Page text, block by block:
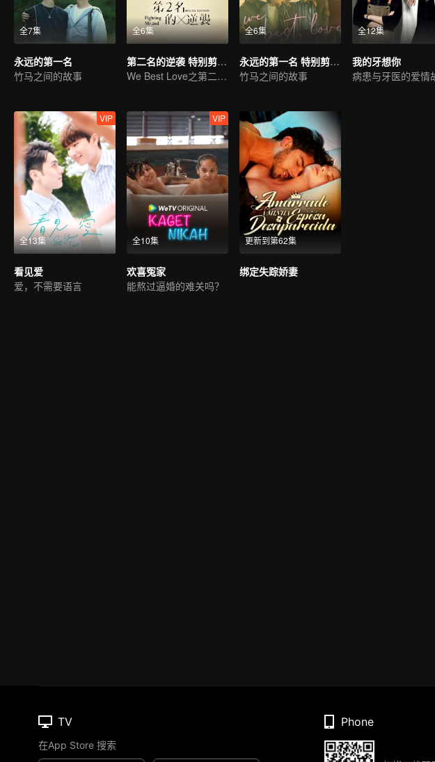
全7集
永远的第一名
竹马之间的故事
全6集
第二名的逆袭 特别剪辑版
We Best Love之第二名的逆袭
全6集
永远的第一名 特别剪辑版
竹马之间的故事
全12集
我的牙想你
病患与牙医的爱情
全13集
VIP
看见爱
爱，不需要语言
全10集
VIP
欢喜冤家
能熬过逼婚的难关吗？
更新到第62集
绑定失踪娇妻
TV
在App Store 搜索
Phone